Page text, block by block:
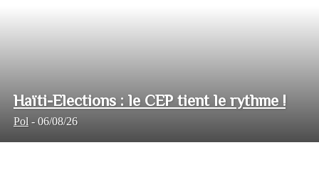
Haïti-Elections : le CEP tient le rythme !
Pol - 06/08/26